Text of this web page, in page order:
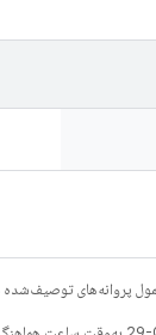
پروانه‌های توصیف‌شده